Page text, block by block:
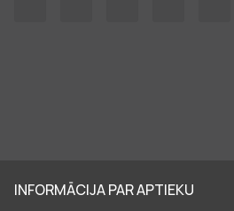
INFORMĀCIJA PAR APTIEKU